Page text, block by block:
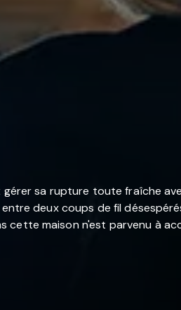
sa rupture toute fraîche
deux coups de fil
cette maison n'est parvenu à